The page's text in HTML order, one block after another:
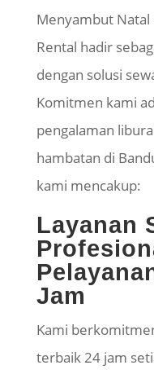
​Menyambut Natal
Rental hadir
dengan solusi
Komitmen kami
pengalaman
hambatan di
kami mencakup:
Layanan
Jam
​Kami
terbaik 24 jam